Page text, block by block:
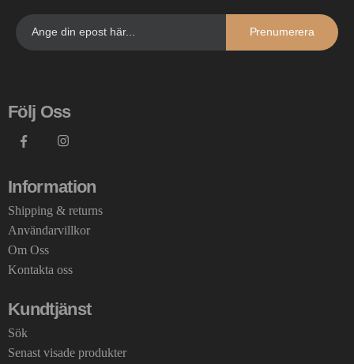
Prenumerera
Följ Oss
Information
Shipping & returns
Användarvillkor
Om Oss
Kontakta oss
Kundtjänst
Sök
Senast visade produkter